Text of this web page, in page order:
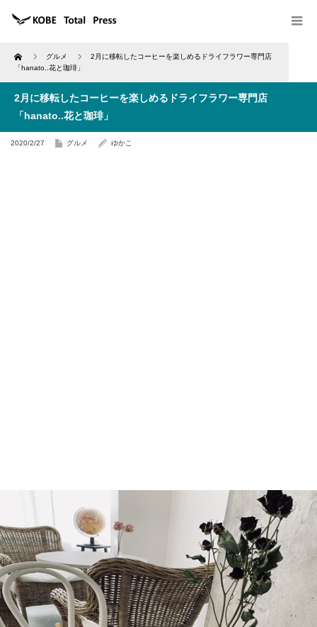
Home グルメ
2月に移転したコーヒーを楽しめるドライフラワー専門店
「hanato..花と珈琲」
2月に移転したコーヒーを楽しめるドライフラワー専門店
「hanato..花と珈琲」
2020/2/27 グルメ ゆかこ